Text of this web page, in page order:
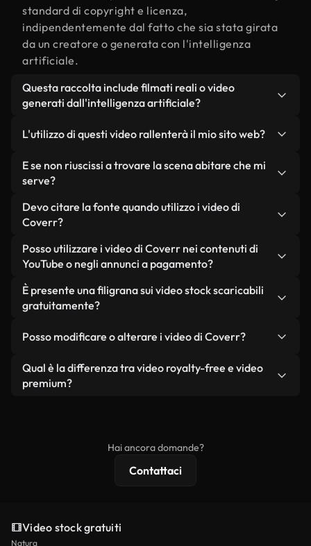
standard di copyright e licenza,
indipendentemente dal fatto che sia stata girata
da un creatore o generata con l'intelligenza
artificiale.
Questa raccolta include filmati reali o video
generati dall'intelligenza artificiale?
da filmati reali, girati da persone, relativi a
abitare, e da video generati dall'intelligenza
artificiale. Ogni video è chiaramente etichettato,
L'utilizzo di questi video rallenterà il mio sito web?
Non se scegli le nostre versioni ottimizzate.
Offriamo formati leggeri e pronti per il web,
mantengono alta la qualità, riducono al minimo i
tempi di caricamento e migliorano parametri
come LCP.
E se non riuscissi a trovare la scena abitare che mi
serve?
Puoi crearne uno all'istante utilizzando Coverr AI
Studio. Ti basta descrivere la scena, ad esempio
secondi un video personalizzato in conformità con
i nostri standard di licenza.
Devo citare la fonte quando utilizzo i video di
Coverr?
Non è richiesto alcun riconoscimento dell'autore.
Tutti i video presenti nella nostra libreria sono
senza citare il creatore, sebbene sia sempre
gradito.
Posso utilizzare i video di Coverr nei contenuti di
YouTube o negli annunci a pagamento?
Sì. Tutti i filmati di Coverr possono essere utilizzati
in video monetizzati su YouTube, promozioni sui
condizione che non si rivendano o ridistribuiscano
È presente una filigrana sui video stock scaricabili
gratuitamente?
reali o generati dall'intelligenza artificiale, include
filigrane. Avrai a disposizione filmati puliti e pronti
all'uso.
Posso modificare o alterare i video di Coverr?
Sì. Siete liberi di tagliare, ritagliare o remixare i
nostri video. Assicuratevi solo che il prodotto
Qual è la differenza tra video royalty-free e video
premium?
Hai ancora domande?
Contattaci
Video stock gratuiti
Natura